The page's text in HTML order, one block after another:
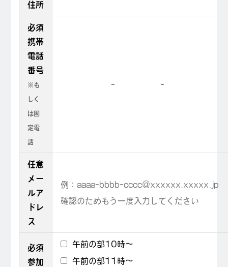
住所
必須
携帯
電話
番号
※も
しく
は固
定電
話
- -
任意
メー
ルア
ドレ
ス
必須
参加
午前の部10時～
午前の部11時～